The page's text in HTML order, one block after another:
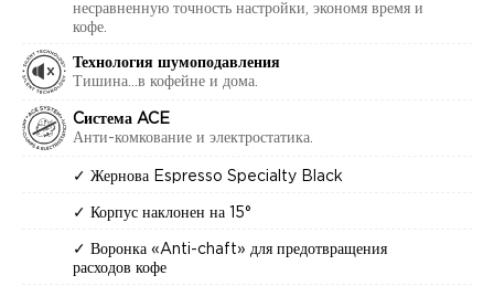
несравненную точность настройки, экономя время и
кофе.
Технология шумоподавления
Тишина...в кофейне и дома.
Cистема ACE
Анти-комкование и электростатика.
✓ Жернова Espresso Specialty Black
✓ Корпус наклонен на 15°
✓ Воронка «Anti-chaft» для предотвращения
расходов кофе